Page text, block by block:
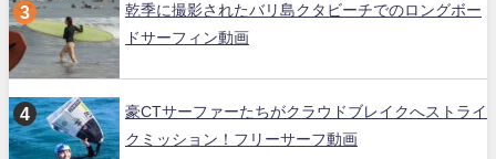
乾季に撮影されたバリ島クタビーチでのロングボー
ドサーフィン動画
豪CTサーファーたちがクラウドブレイクへストライ
クミッション！フリーサーフ動画